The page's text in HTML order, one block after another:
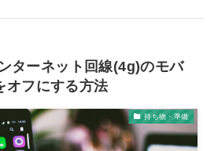
ターネット回線(4g)のモバ
オフにする方法
持ち物・準備